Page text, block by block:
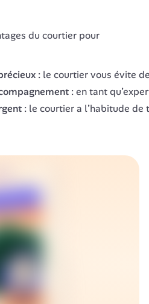
du courtier pour
: le courtier vous évite
:en tant
: le courtier a l’habitude